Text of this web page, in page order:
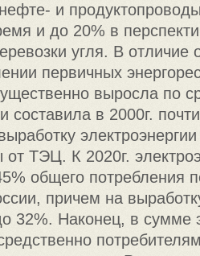
и
и до 20% в
угля. В отличие
первичных
выросла по
составила в 2000г.
ТЭЦ. К 2020г.
общего потребления
причем на
32%. Наконец, в сумме